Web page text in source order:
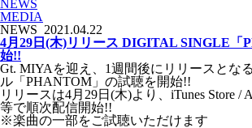
NEWS
MEDIA
NEWS 2021.04.22
4月29日(木)リリース DIGITAL SINGLE「
始!!
Gt. MIYAを迎え、1週間後にリリースとな
ル「PHANTOM」の試聴を開始!!
リリースは4月29日(木)より、iTunes Store /
等で順次配信開始!!
※楽曲の一部をご試聴いただけます